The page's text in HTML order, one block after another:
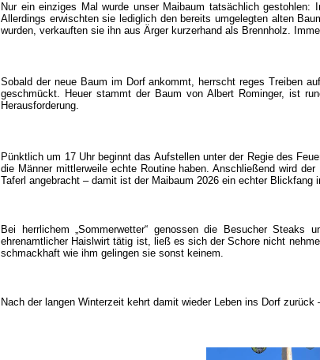
Nur ein einziges Mal wurde unser Maibaum tatsächlich
Allerdings erwischten sie lediglich den bereits umgelegten alten
wurden, verkauften sie ihn aus Ärger kurzerhand als Brennholz.
Sobald der neue Baum im Dorf ankommt, herrscht reges Treiben
geschmückt. Heuer stammt der Baum von Albert Rominger, ist
Herausforderung.
Pünktlich um 17 Uhr beginnt das Aufstellen unter der Regie des
die Männer mittlerweile echte Routine haben. Anschließend wird
Taferl angebracht – damit ist der Maibaum 2026 ein echter Blickfang
Bei herrlichem „Sommerwetter“ genossen die Besucher
ehrenamtlicher Haislwirt tätig ist, ließ es sich der Schore nicht
schmackhaft wie ihm gelingen sie sonst keinem.
Nach der langen Winterzeit kehrt damit wieder Leben ins Dorf zurück